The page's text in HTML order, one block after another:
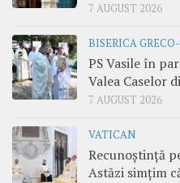
7 AUGUST 2026
BISERICA
PS Vasile în
Valea Caselor
7 AUGUST 2026
VATICAN
Recunoștință
Astăzi simțim